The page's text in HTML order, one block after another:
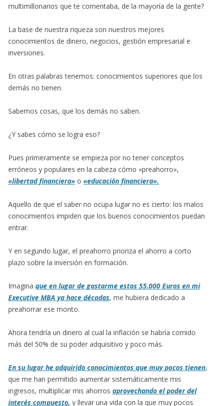
multimillonarios que te comentaba, de la mayoría de la gente?
La base de nuestra riqueza son nuestros mejores
conocimientos de dinero, negocios, gestión empresarial e
inversiones.
En otras palabras tenemos: conocimientos superiores que los
demás no tienen.
Sabemos cosas, que los demás no saben.
¿Y sabes cómo se logra eso?
Pues primeramente se empieza por no tener conceptos
erróneos y populares en la cabeza cómo «preahorro»,
«libertad financiera» o «educación financiera».
Aquello de que el saber no ocupa lugar no es cierto: los malos
conocimientos impiden que los buenos conocimientos puedan
entrar.
Y en segundo lugar, el preahorro prioriza el ahorro a corto
plazo sobre la inversión en formación.
Imagina que en lugar de gastarme estos 55.000 Euros en mi
Executive MBA ya hace décadas, me hubiera dedicado a
preahorrar ese monto.
Ahora tendría un dinero al cual la inflación se habría comido
más del 50% de su poder adquisitivo y poco más.
En su lugar he adquirido conocimientos que muy pocos tienen,
que me han permitido aumentar sistemáticamente mis
ingresos, multiplicar mis ahorros aprovechando el poder del
interés compuesto, y llevar una vida con la que muy pocos